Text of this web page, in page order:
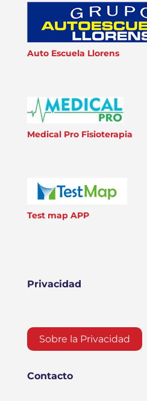
Auto Escuela Llorens
Medical Pro Fisioterapia
Test map APP
Privacidad
Sobre la Privacidad
Contacto